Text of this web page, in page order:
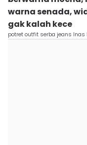
warna senada,
gak kalah kece
potret outfit serba jeans